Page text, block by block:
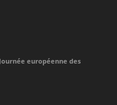
européenne des